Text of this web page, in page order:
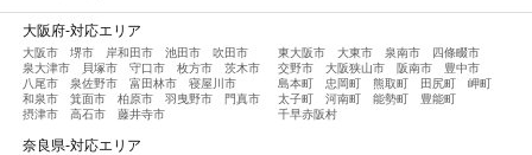
大阪府-対応エリア
大阪市 堺市 岸和田市 池田市
吹田市
泉大津市
貝塚市 守口市 枚方市
茨木市
八尾市
泉佐野市 富田林市
寝屋川市
和泉市
箕面市 柏原市 羽曳野市
門真市
摂津市
高石市 藤井寺市
東大阪市 大東市 泉南市
四條畷市
交野市
大阪狭山市 阪南市
豊中市
島本町
忠岡町 熊取町 田尻町
岬町
太子町
河南町 能勢町
豊能町
千早赤阪村
奈良県-対応エリア